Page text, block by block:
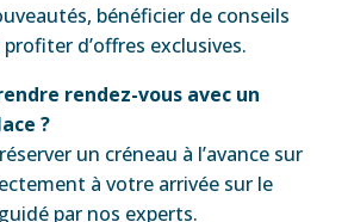
bénéficier de conseils
d’offres exclusives.
rendez-vous avec un
?
un créneau à l’avance sur
à votre arrivée sur le
par nos experts.